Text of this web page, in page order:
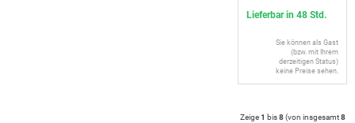
Lieferbar in 48 Std.
Sie können als Gast
(bzw. mit Ihrem
derzeitigen Status)
keine Preise sehen.
Zeige1 bis8(von insgesamt8